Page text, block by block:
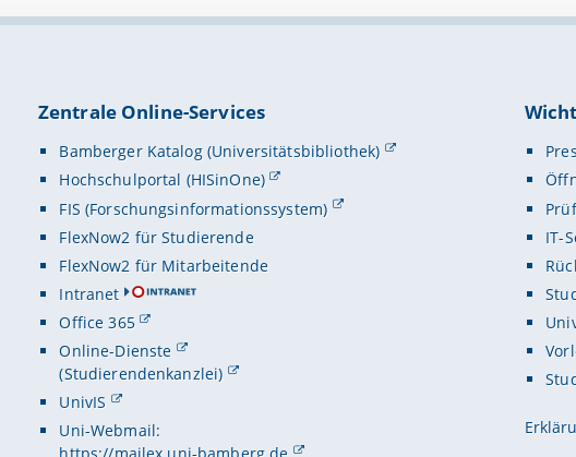
Zentrale Online-Services
Bamberger Katalog (Universitätsbibliothek)
Hochschulportal (HISinOne)
FIS (Forschungsinformationssystem)
FlexNow2 für Studierende
FlexNow2 für Mitarbeitende
Intranet
Office 365
Online-Dienste
(Studierendenkanzlei)
UnivIS
Uni-Webmail:
IT-